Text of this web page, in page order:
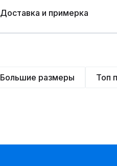
Доставка и примерка
Большие размеры Топ